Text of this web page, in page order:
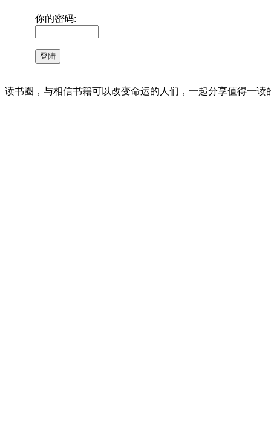
你的密码:
读书圈，与相信书籍可以改变命运的人们，一起分享值得一读